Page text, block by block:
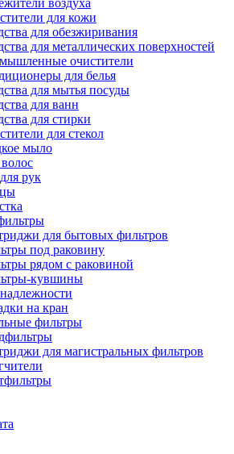
воздуха
для кожи
для обезжиривания
для металлических поверхностей
очистители
для белья
для мытья посуды
для ванн
для стирки
для стекол
мыло
рук
для бытовых фильтров
под раковину
рядом с раковиной
кувшины
на кран
фильтры
для магистральных фильтров